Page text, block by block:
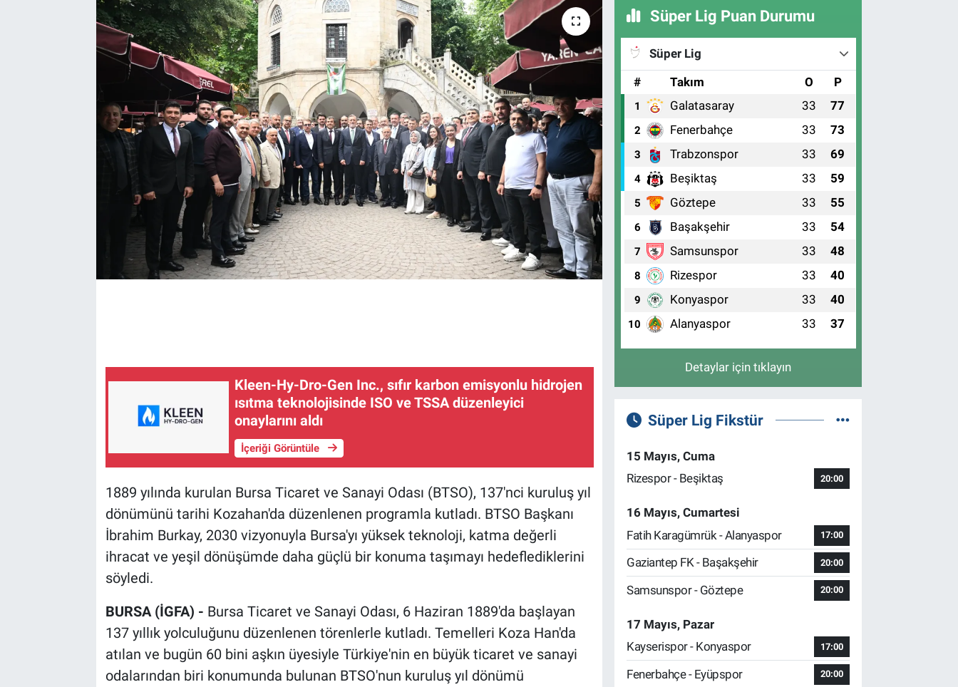
Kleen-Hy-Dro-Gen Inc., sıfır karbon emisyonlu hidrojen
ısıtma teknolojisinde ISO ve TSSA düzenleyici
onaylarını aldı
İçeriği Görüntüle
1889 yılında kurulan Bursa Ticaret ve Sanayi Odası (BTSO), 137'nci kuruluş yıl
dönümünü tarihi Kozahan'da düzenlenen programla kutladı. BTSO Başkanı
İbrahim Burkay, 2030 vizyonuyla Bursa'yı yüksek teknoloji, katma değerli
ihracat ve yeşil dönüşümde daha güçlü bir konuma taşımayı hedeflediklerini
söyledi.
BURSA (İGFA) - Bursa Ticaret ve Sanayi Odası, 6 Haziran 1889'da başlayan
137 yıllık yolculuğunu düzenlenen törenlerle kutladı. Temelleri Koza Han'da
atılan ve bugün 60 bini aşkın üyesiyle Türkiye'nin en büyük ticaret ve sanayi
odalarından biri konumunda bulunan BTSO'nun kuruluş yıl dönümü
Süper Lig Puan Durumu
Süper Lig
#
Takım O P
1 Galatasaray 33 77
2 Fenerbahçe 33 73
3 Trabzonspor 33 69
4 Beşiktaş 33 59
5 Göztepe 33 55
6 Başakşehir 33 54
7 Samsunspor 33 48
8 Rizespor 33 40
9 Konyaspor 33 40
10 Alanyaspor 33 37
Detaylar için tıklayın
Süper Lig Fikstür
15 Mayıs, Cuma
Rizespor - Beşiktaş
20:00
16 Mayıs, Cumartesi
Fatih Karagümrük - Alanyaspor
17:00
Gaziantep FK - Başakşehir 20:00
Samsunspor - Göztepe 20:00
17 Mayıs, Pazar
Kayserispor - Konyaspor
17:00
Fenerbahçe - Eyüpspor 20:00